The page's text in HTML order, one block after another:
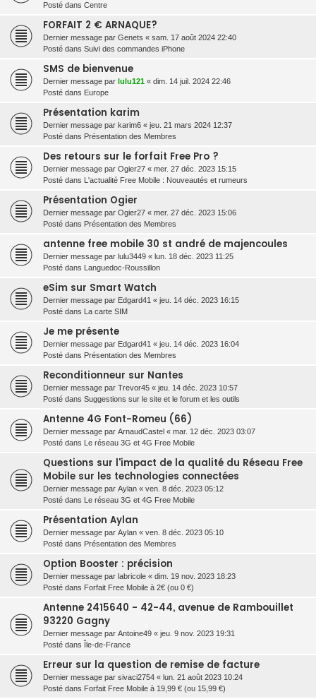
Posté dans Centre
FORFAIT 2 € ARNAQUE?
Dernier message par Genets « sam. 17 août 2024 22:40
Posté dans Suivi des commandes iPhone
SMS de bienvenue
Dernier message par lulu121 « dim. 14 juil. 2024 22:46
Posté dans Europe
Présentation karim
Dernier message par karim6 « jeu. 21 mars 2024 12:37
Posté dans Présentation des Membres
Des retours sur le forfait Free Pro ?
Dernier message par Ogier27 « mer. 27 déc. 2023 15:15
Posté dans L'actualité Free Mobile : Nouveautés et rumeurs
Présentation Ogier
Dernier message par Ogier27 « mer. 27 déc. 2023 15:06
Posté dans Présentation des Membres
antenne free mobile 30 st andré de majencoules
Dernier message par lulu3449 « lun. 18 déc. 2023 11:25
Posté dans Languedoc-Roussillon
eSim sur Smart Watch
Dernier message par Edgard41 « jeu. 14 déc. 2023 16:15
Posté dans La carte SIM
Je me présente
Dernier message par Edgard41 « jeu. 14 déc. 2023 16:04
Posté dans Présentation des Membres
Reconditionneur sur Nantes
Dernier message par Trevor45 « jeu. 14 déc. 2023 10:57
Posté dans Suggestions sur le site et le forum et les outils
Antenne 4G Font-Romeu (66)
Dernier message par ArnaudCastel « mar. 12 déc. 2023 03:07
Posté dans Le réseau 3G et 4G Free Mobile
Questions sur l'impact de la qualité du Réseau Free
Mobile sur les technologies connectées
Dernier message par Aylan « ven. 8 déc. 2023 05:12
Posté dans Le réseau 3G et 4G Free Mobile
Présentation Aylan
Dernier message par Aylan « ven. 8 déc. 2023 05:10
Posté dans Présentation des Membres
Option Booster : précision
Dernier message par labricole « dim. 19 nov. 2023 18:23
Posté dans Forfait Free Mobile à 2€ (ou 0 €)
Antenne 2415640 - 42-44, avenue de Rambouillet
93220 Gagny
Dernier message par Antoine49 « jeu. 9 nov. 2023 19:31
Posté dans Île-de-France
Erreur sur la question de remise de facture
Dernier message par sivaci2754 « lun. 21 août 2023 10:24
Posté dans Forfait Free Mobile à 19,99 € (ou 15,99 €)